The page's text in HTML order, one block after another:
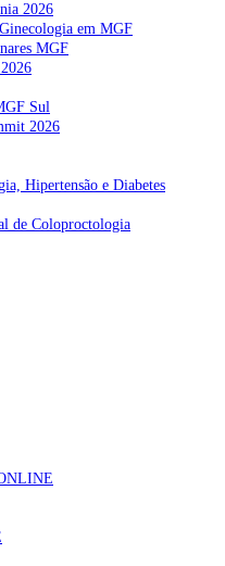
cheques psicólogo e
do ouvido com apoio
sobre eventual gestão privada
no novo sistema de acesso a
que precisa?
ao tribunal, cada
Cardio – Sintoniza-
2026
em MGF
MGF
Sul
2026
Hipertensão e Diabetes
de Coloproctologia